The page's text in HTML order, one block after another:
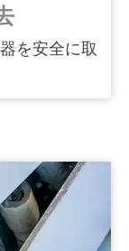
を安全に取